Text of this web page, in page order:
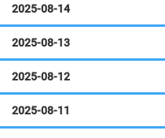
2025-08-14
2025-08-13
2025-08-12
2025-08-11